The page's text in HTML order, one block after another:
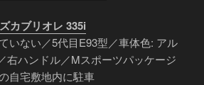
カブリオレ 335i
いない／5代目E93型／車体色: アル
右ハンドル／Mスポーツパッケージ
自宅敷地内に駐車